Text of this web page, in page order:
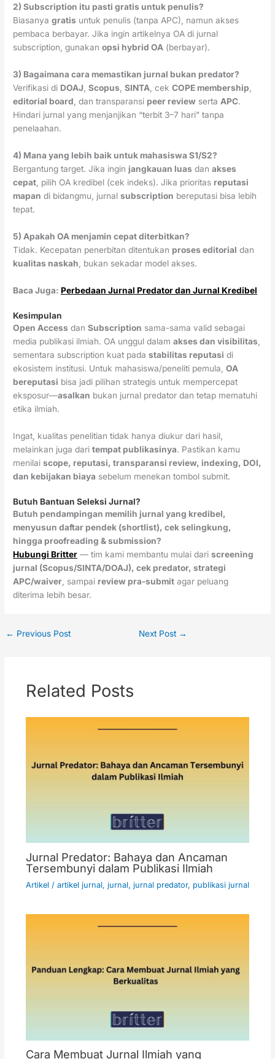
2) Subscription itu pasti gratis untuk penulis?
Biasanyagratis untuk penulis (tanpa APC), namun akses
pembaca berbayar. Jika ingin artikelnya OA di jurnal
subscription, gunakanopsi hybrid OA (berbayar).
3) Bagaimana cara memastikan jurnal bukan predator?
Verifikasi di DOAJ,Scopus,SINTA, cekCOPE membership,
editorial board, dan transparansi peer review sertaAPC.
Hindari jurnal yang menjanjikan “terbit 3–7 hari” tanpa
penelaahan.
4) Mana yang lebih baik untuk mahasiswa S1/S2?
Bergantung target. Jika inginjangkauan luas danakses
cepat , pilih OA kredibel (cek indeks). Jika prioritas reputasi
mapan di bidangmu, jurnalsubscription bereputasi bisa lebih
tepat.
5) Apakah OA menjamin cepat diterbitkan?
Tidak. Kecepatan penerbitan ditentukan proses editorial dan
kualitas naskah , bukan sekadar model akses.
Baca Juga:Perbedaan Jurnal Predator dan Jurnal Kredibel
Kesimpulan
Open Access danSubscription sama-sama valid sebagai
media publikasi ilmiah. OA unggul dalamakses dan visibilitas
sementara subscription kuat padastabilitas reputasi di
ekosistem institusi. Untuk mahasiswa/peneliti pemula,OA
bereputasi bisa jadi pilihan strategis untuk mempercepat
eksposur—asalkan bukan jurnal predator dan tetap mematuhi
etika ilmiah.
Ingat, kualitas penelitian tidak hanya diukur dari hasil,
melainkan juga daritempat publikasinya. Pastikan kamu
menilaiscope, reputasi, transparansi review, indexing, DOI,
dan kebijakan biaya sebelum menekan tombol submit.
Butuh Bantuan Seleksi Jurnal?
Butuh pendampingan memilih jurnal yang kredibel,
menyusun daftar pendek (shortlist), cek selingkung,
hingga proofreading & submission?
Hubungi Britter — tim kami membantu mulai dariscreening
jurnal (Scopus/SINTA/DOAJ), cek predator, strategi
APC/waiver , sampai review pra-submit agar peluang
diterima lebih besar.
← Previous Post Next Post →
Related Posts
Jurnal Predator: Bahaya dan Ancaman
Tersembunyi dalam Publikasi Ilmiah
Artikel/ artikel jurnal, jurnal, jurnal predator, publikasi jurnal
Cara Membuat Jurnal Ilmiah yang